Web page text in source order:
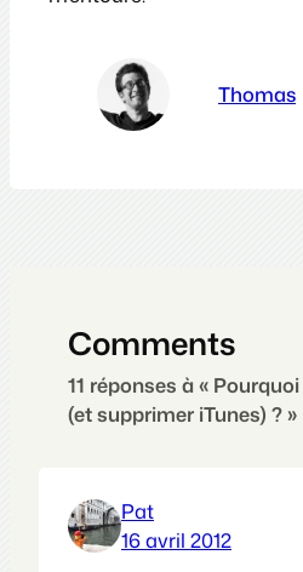
Thomas
Comments
11 réponses à «
(et supprimer iTunes) ? »
Pat
16 avril 2012